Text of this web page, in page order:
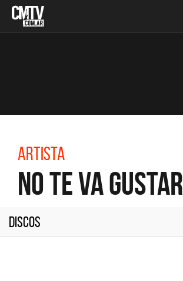
Artista
No Te Va Gustar
Discos